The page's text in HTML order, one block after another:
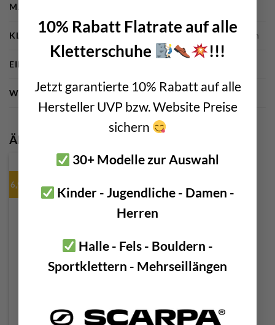
10% Rabatt Flatrate auf alle
Kletterschuhe
!!!
Jetzt garantierte 10% Rabatt auf alle
Hersteller UVP bzw. Website Preise
sichern
30+ Modelle zur Auswahl
Kinder - Jugendliche - Damen -
Herren
Halle - Fels - Bouldern -
Sportklettern - Mehrseillängen
MARKE
KLETTERDISZIPLIN Bigwall Klettern, Sportklettern
EINSATZGEBIETE
WEITERE EIGENSCHAFTEN Made in Germany
Ähnliche Produkte
6,9-8,9mm Seile
€42,00
inkl. 20 % MwSt.